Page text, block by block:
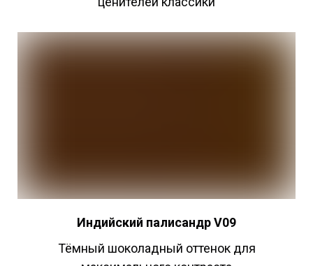
Индийский палисандр V09
Тёмный шоколадный оттенок для